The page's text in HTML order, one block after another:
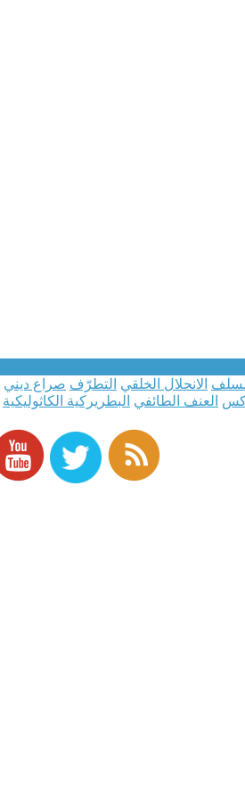
الانحلال الخلقي التطرّف صراع ديني
العنف الطائفي البطريركية الكاثوليكية